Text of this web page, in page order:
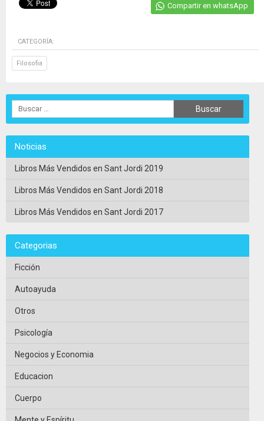
Compartir en whatsApp
CATEGORÍA:
Filosofia
Noticias
Libros Más Vendidos en Sant Jordi 2019
Libros Más Vendidos en Sant Jordi 2018
Libros Más Vendidos en Sant Jordi 2017
Categorias
Ficción
Autoayuda
Otros
Psicología
Negocios y Economia
Educacion
Cuerpo